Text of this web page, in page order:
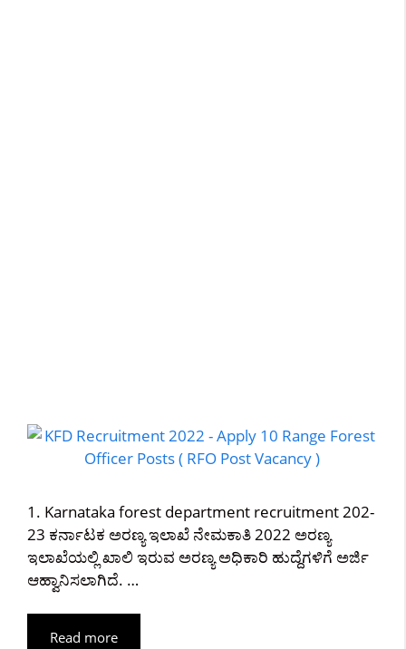
1. Karnataka forest department recruitment 202-
23 ಕರ್ನಾಟಕ ಅರಣ್ಯ ಇಲಾಖೆ ನೇಮಕಾತಿ 2022 ಅರಣ್ಯ
ಇಲಾಖೆಯಲ್ಲಿ ಖಾಲಿ ಇರುವ ಅರಣ್ಯ ಅಧಿಕಾರಿ ಹುದ್ದೆಗಳಿಗೆ ಅರ್ಜಿ
ಆಹ್ವಾನಿಸಲಾಗಿದೆ. …
Read more